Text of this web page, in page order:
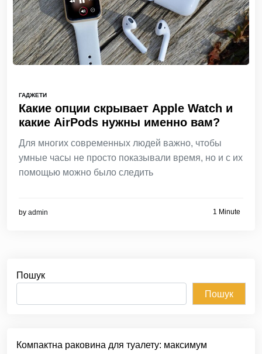
ГАДЖЕТИ
Какие опции скрывает Apple Watch и
какие AirPods нужны именно вам?
Для многих современных людей важно, чтобы
умные часы не просто показывали время, но и с их
помощью можно было следить
by admin 1 Minute
Пошук
Пошук
Компактна раковина для туалету: максимум